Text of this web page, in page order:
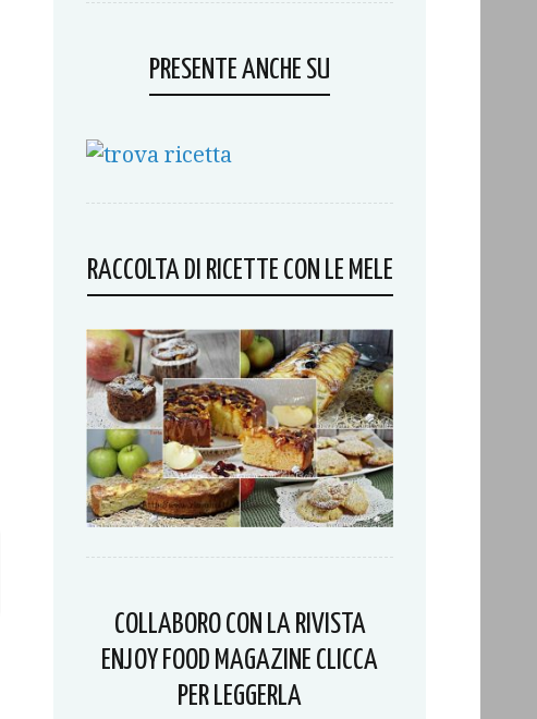
PRESENTE ANCHE SU
RACCOLTA DI RICETTE CON LE MELE
COLLABORO CON LA RIVISTA
ENJOY FOOD MAGAZINE CLICCA
PER LEGGERLA